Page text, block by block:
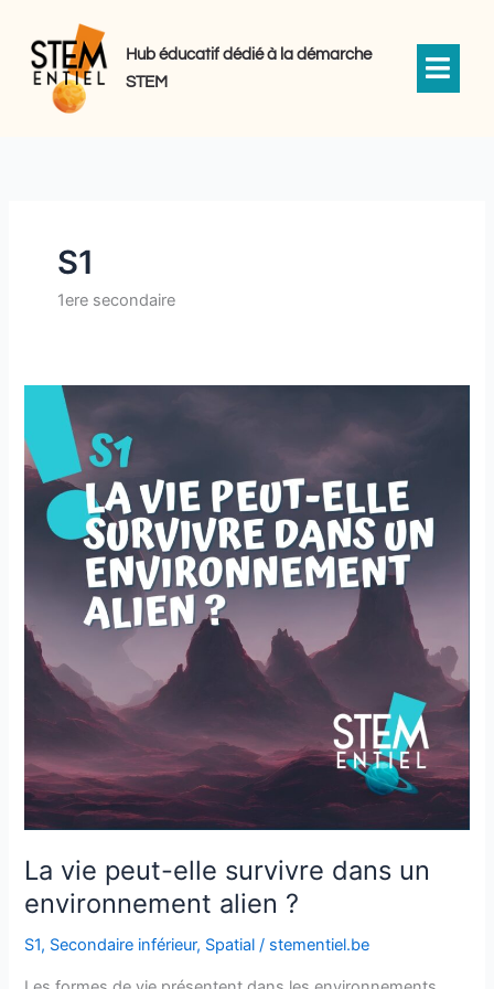
contenu
Hub éducatif dédié à la démarche
STEM
S1
1ere secondaire
La vie peut-elle survivre dans un
environnement alien ?
S1, Secondaire inférieur, Spatial / stementiel.be
peut-
elle
survivre
dans
environnement
?